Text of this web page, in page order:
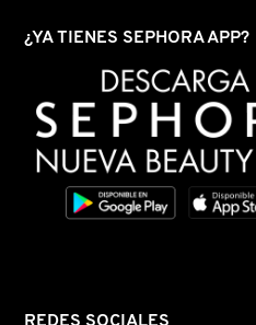
¿YA TIENES SEPHORA APP?